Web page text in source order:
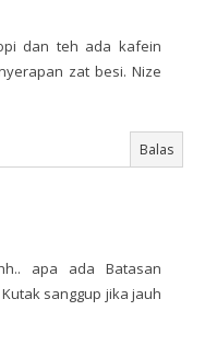
dan teh ada kafein
zat besi. Nize
Balas
apa ada Batasan
sanggup jika jauh